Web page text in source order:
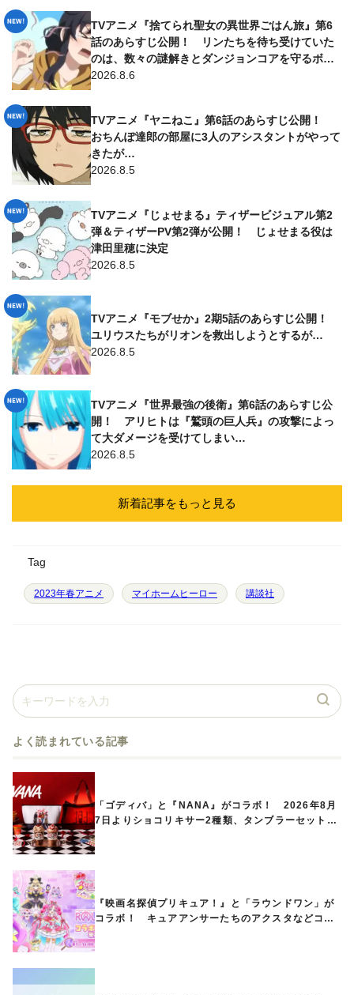
TVアニメ『捨てられ聖女の異世界ごはん旅』第6
話のあらすじ公開！ リンたちを待ち受けていた
のは、数々の謎解きとダンジョンコアを守るボス
で…
2026.8.6
TVアニメ『ヤニねこ』第6話のあらすじ公開！
おちんぽ達郎の部屋に3人のアシスタントがやって
きたが…
2026.8.5
TVアニメ『じょせまる』ティザービジュアル第2
弾＆ティザーPV第2弾が公開！ じょせまる役は
津田里穂に決定
2026.8.5
TVアニメ『モブせか』2期5話のあらすじ公開！
ユリウスたちがリオンを救出しようとするが…
2026.8.5
TVアニメ『世界最強の後衛』第6話のあらすじ公
開！ アリヒトは『鷲頭の巨人兵』の攻撃によっ
て大ダメージを受けてしまい…
2026.8.5
新着記事をもっと見る
Tag
2023年春アニメ マイホームヒーロー 講談社
よく読まれている記事
「ゴディバ」と『NANA』がコラボ！ 2026年8月
7日よりショコリキサー2種類、タンブラーセットな
『映画名探偵プリキュア！』と「ラウンドワン」が
コラボ！ キュアアンサーたちのアクスタなどコラ